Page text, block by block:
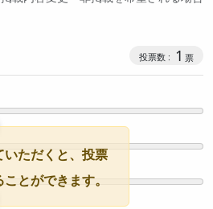
コミュニ
1
いただくと、投票
とができます。